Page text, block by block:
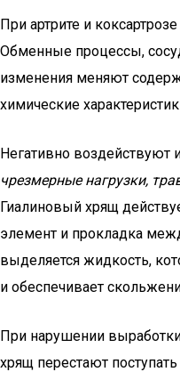
При артрите и
Обменные процессы,
изменения меняют
химические
Негативно воздействуют
чрезмерные нагрузки,
Гиалиновый хрящ
элемент и прокладка
выделяется жидкость,
и обеспечивает
При нарушении
хрящ перестают